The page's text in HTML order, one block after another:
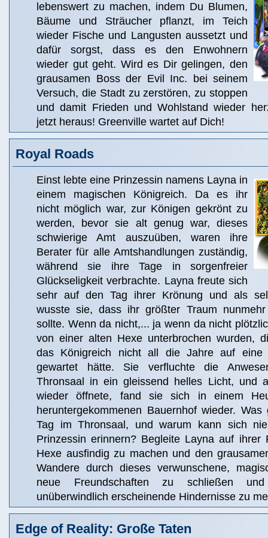
lebenswert zu machen, indem Du Blumen,
Bäume und Sträucher pflanzt, im Teich
wieder Fische und Langusten aussetzt und
dafür sorgst, dass es den Enwohnern
wieder gut geht. Wird es Dir gelingen, den
grausamen Boss der Evil Inc. bei seinem
Versuch, die Stadt zu zerstören, zu stoppen
und damit Frieden und Wohlstand wieder
jetzt heraus! Greenville wartet auf Dich!
Royal Roads
Einst lebte eine Prinzessin namens Layna in
einem magischen Königreich. Da es ihr
nicht möglich war, zur Königen gekrönt zu
werden, bevor sie alt genug war, dieses
schwierige Amt auszuüben, waren ihre
Berater für alle Amtshandlungen zuständig,
während sie ihre Tage in sorgenfreier
Glückseligkeit verbrachte. Layna freute sich
sehr auf den Tag ihrer Krönung und als
wusste sie, dass ihr größter Traum
sollte. Wenn da nicht,... ja wenn da nicht
von einer alten Hexe unterbrochen wurden,
das Königreich nicht all die Jahre auf eine
gewartet hätte. Sie verfluchte die
Thronsaal in ein gleissend helles Licht, und
wieder öffnete, fand sie sich in einem
heruntergekommenen Bauernhof wieder.
Tag im Thronsaal, und warum kann sich
Prinzessin erinnern? Begleite Layna auf ihrer
Hexe ausfindig zu machen und den
Wandere durch dieses verwunschene,
neue Freundschaften zu schließen
unüberwindlich erscheinende Hindernisse zu
Edge of Reality: Große Taten